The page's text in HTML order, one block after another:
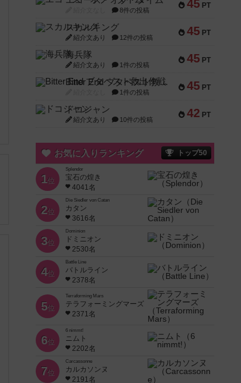
45 PT
8件の投稿
45 PT
スカルキング
紹介文あり 12件の投稿
45 PT
海兵隊
紹介文あり 1件の投稿
45 PT
Bitter End ブタペスト救出作戦
1件の投稿
42 PT
ドコジャン
紹介文あり 10件の投稿
お気に入りランキング トップ50
1位
Splendor
宝石の煌き
4041名
2位
Die Siedler von Catan
カタン
3616名
3位
Dominion
ドミニオン
2530名
4位
Battle Line
バトルライン
2378名
5位
Terraforming Mars
テラフォーミングマーズ
2371名
6位
6 nimmt!
ニムト
2202名
7位
Carcassonne
カルカソンヌ
2191名